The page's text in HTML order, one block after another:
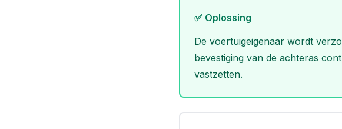
✅ Oplossing
De voertuigeigenaar wordt
bevestiging van de achteras
vastzetten.